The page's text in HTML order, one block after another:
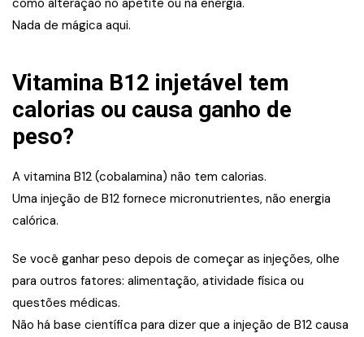
Nada de mágica aqui.
Vitamina B12 injetável tem
calorias ou causa ganho de
peso?
A vitamina B12 (cobalamina) não tem calorias.
Uma injeção de B12 fornece micronutrientes, não energia
calórica.
Se você ganhar peso depois de começar as injeções, olhe
para outros fatores: alimentação, atividade física ou
questões médicas.
Não há base científica para dizer que a injeção de B12 causa